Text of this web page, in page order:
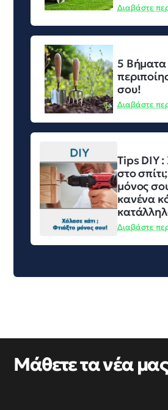
Διαβάστε
5 Βήματα
σου!
Διαβάστε
Tips DIY
στο
μόνος
κανένα
Διαβάστε
Μάθετε τα νέα